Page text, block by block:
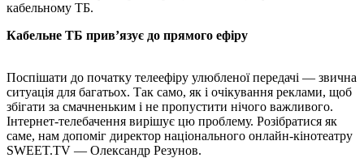
кабельному ТБ.
Кабельне ТБ прив’язує до прямого ефіру
Поспішати до початку телеефіру улюбленої передачі — звична
ситуація для багатьох. Так само, як і очікування реклами, щоб
збігати за смачненьким і не пропустити нічого важливого.
Інтернет-телебачення вирішує цю проблему. Розібратися як
саме, нам допоміг директор національного онлайн-кінотеатру
SWEET.TV — Олександр Резунов.